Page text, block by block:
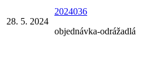
28. 5. 2024
2024036
objednávka-odrážadlá